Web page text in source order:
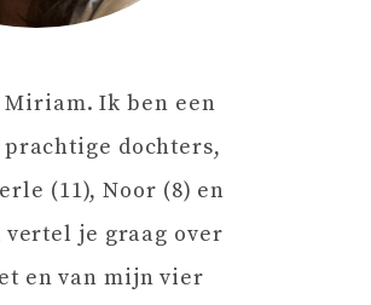
Ik ben een
prachtige dochters,
(11), Noor (8) en
vertel je graag over
en van mijn vier